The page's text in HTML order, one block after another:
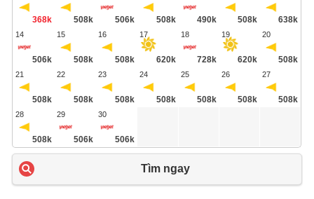
368k 508k 506k 508k 490k 508k 638k
14
506k
15
508k
16
508k
17
620k
18
728k
19
620k
20
508k
21
508k
22
508k
23
508k
24
508k
25
508k
26
508k
27
508k
28
508k
29
506k
30
506k
Tìm ngay